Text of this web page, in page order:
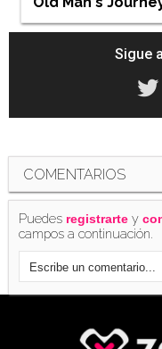
Sigue
COMENTARIOS
Puedes registrarte y
campos a continuación.